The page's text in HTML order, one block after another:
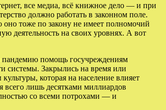
все медиа, всё книжное дело — и при
должно работать в законном поле.
оно тоже по закону не имеет полномочий
деятельность на своих уровнях. А вот
пандемию помощь госучреждениям
системы. Закрылись на время или
которая на население влияет
лишь десятками миллиардов
со всеми потрохами — и